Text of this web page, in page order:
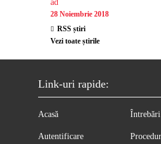
ad
28 Noiembrie 2018
RSS știri
Vezi toate știrile
Link-uri rapide:
Acasă
Autentificare